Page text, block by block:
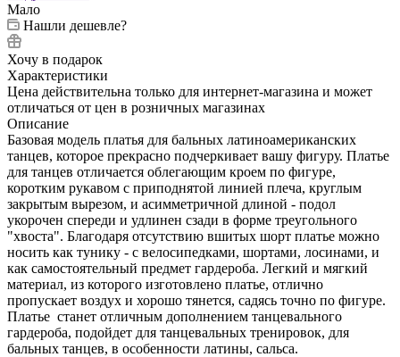
Мало
Нашли дешевле?
Хочу в подарок
Характеристики
Цена действительна только для интернет-магазина и может
отличаться от цен в розничных магазинах
Описание
Базовая модель платья для бальных латиноамериканских
танцев, которое прекрасно подчеркивает вашу фигуру. Платье
для танцев отличается облегающим кроем по фигуре,
коротким рукавом с приподнятой линией плеча, круглым
закрытым вырезом, и асимметричной длиной - подол
укорочен спереди и удлинен сзади в форме треугольного
"хвоста". Благодаря отсутствию вшитых шорт платье можно
носить как тунику - с велосипедками, шортами, лосинами, и
как самостоятельный предмет гардероба. Легкий и мягкий
материал, из которого изготовлено платье, отлично
пропускает воздух и хорошо тянется, садясь точно по фигуре.
Платье станет отличным дополнением танцевального
гардероба, подойдет для танцевальных тренировок, для
бальных танцев, в особенности латины, сальса.